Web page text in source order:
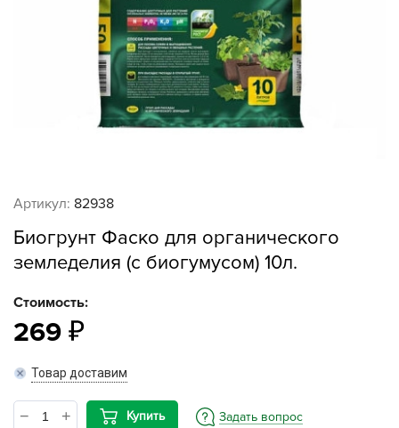
Артикул: 82938
Биогрунт Фаско для органического
земледелия (с биогумусом) 10л.
Стоимость:
269
Товар доставим
Купить Задать вопрос